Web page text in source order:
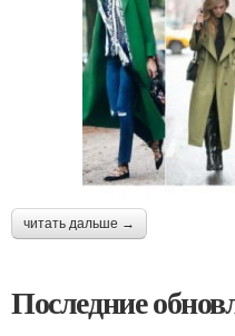
читать дальше →
Последние